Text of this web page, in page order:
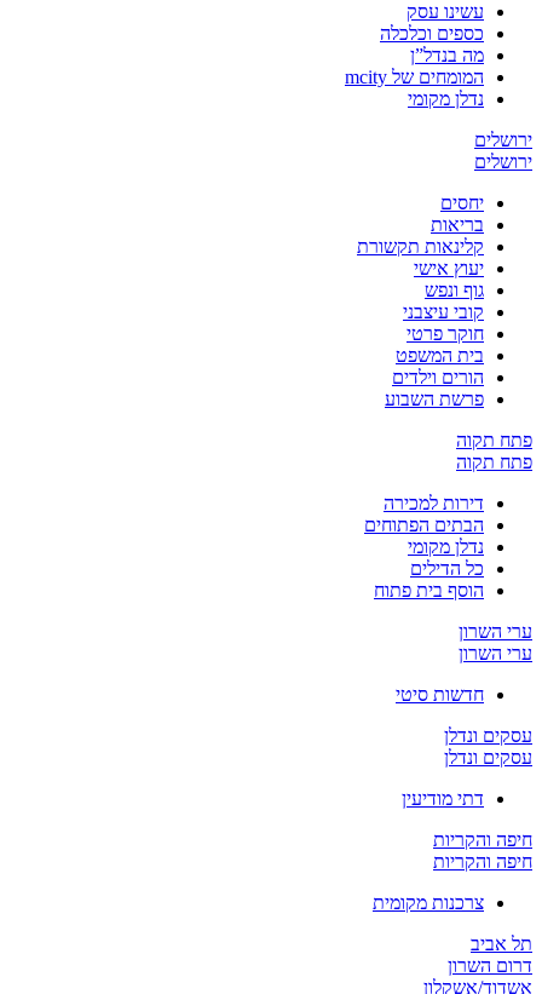
עשינו עסק
כספים וכלכלה
מה בנדל”ן
המומחים של mcity
נדלן מקומי
יחסים
בריאות
קלינאות תקשורת
יעוץ אישי
גוף ונפש
קובי עיצבני
חוקר פרטי
בית המשפט
הורים וילדים
פרשת השבוע
תקוה
תקוה
דירות למכירה
הבתים הפתוחים
נדלן מקומי
כל הדילים
הוסף בית פתוח
השרון
השרון
חדשות סיטי
ונדלן
ונדלן
דתי מודיעין
והקריות
והקריות
צרכנות מקומית
אביב
השרון
אשקלון